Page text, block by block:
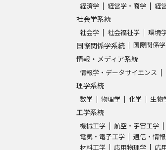
経済学 経営学・商学 経
社会学系統
社会学 社会福祉学 環境
国際関係学系統 国際関係学
情報・メディア系統
情報学・データサイエンス
理学系統
数学 物理学 化学 生物
工学系統
機械工学 航空・宇宙工学
電気・電子工学
通信・情
材料工学
応用物理学 応